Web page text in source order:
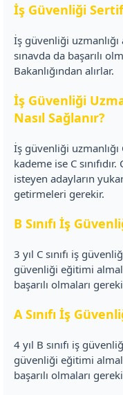
İş Güvenliği
İş güvenliği uzmanlığı
sınavda da başarılı
Bakanlığından alırlar.
İş Güvenliği
Nasıl Sağlanır?
İş güvenliği uzmanlığı
kademe ise C
isteyen adayların
getirmeleri gerekir.
B Sınıfı İş
3 yıl C sınıfı iş
güvenliği eğitimi
başarılı olmaları
A Sınıfı İş
4 yıl B sınıfı iş
güvenliği eğitimi
başarılı olmaları